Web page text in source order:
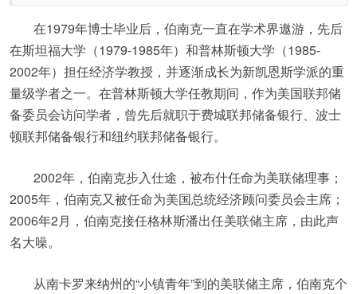
在1979年博士毕业后，伯南克一直在学术界遨游，先后
在斯坦福大学（1979-1985年）和普林斯顿大学（1985-
2002年）担任经济学教授，并逐渐成长为新凯恩斯学派的重
量级学者之一。在普林斯顿大学任教期间，作为美国联邦储
备委员会访问学者，曾先后就职于费城联邦储备银行、波士
顿联邦储备银行和纽约联邦储备银行。
2002年，伯南克步入仕途，被布什任命为美联储理事；
2005年，伯南克又被任命为美国总统经济顾问委员会主席；
2006年2月，伯南克接任格林斯潘出任美联储主席，由此声
名大噪。
从南卡罗来纳州的“小镇青年”到的美联储主席，伯南克个